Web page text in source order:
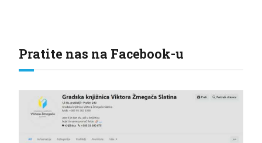
Pratite nas na Facebook-u